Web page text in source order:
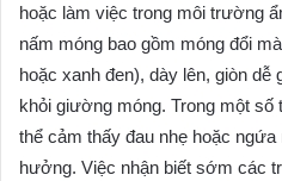
hoặc làm việc trong môi trường
nấm móng bao gồm móng đổi
hoặc xanh đen), dày lên, giòn
khỏi giường móng. Trong một
thể cảm thấy đau nhẹ hoặc
hưởng. Việc nhận biết sớm các